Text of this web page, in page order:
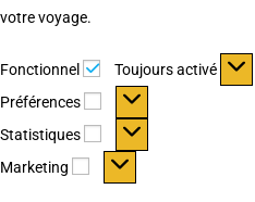
votre voyage.
Fonctionnel Fonctionnel
Toujours activé
Préférences
Préférences
Statistiques Statistiques
Marketing Marketing